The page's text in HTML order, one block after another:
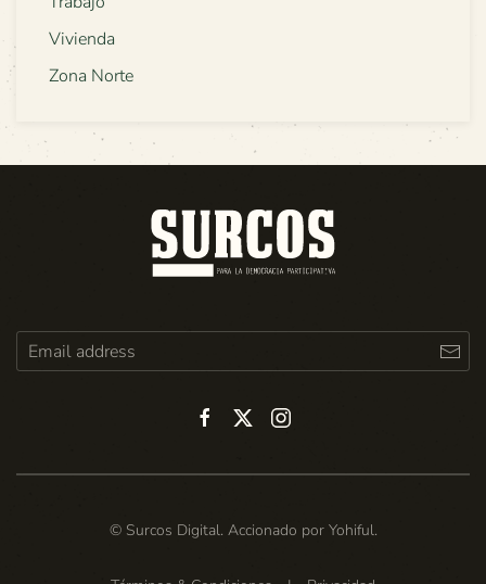
Vivienda
Zona Norte
© Surcos Digital. Accionado por Yohiful.